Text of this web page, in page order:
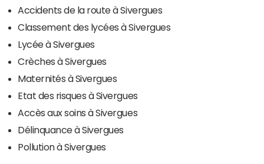
Accidents de la route à Sivergues
Classement des lycées à Sivergues
Lycée à Sivergues
Crèches à Sivergues
Maternités à Sivergues
Etat des risques à Sivergues
Accès aux soins à Sivergues
Délinquance à Sivergues
Pollution à Sivergues